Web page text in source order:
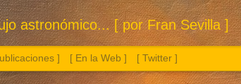
astronómico... [ por Fran Sevilla ]
] [ En la Web ] [ Twitter ]